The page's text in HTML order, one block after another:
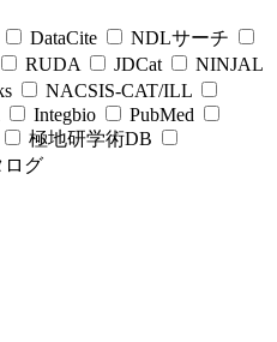
DataCite
NDLサーチ
RUDA JDCat
NINJAL
NACSIS-CAT/ILL
Integbio
PubMed
極地研学術DB
ログ